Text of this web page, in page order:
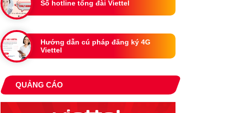
Số hotline tổng đài Viettel
Hướng dẫn cú pháp đăng ký 4G
Viettel
QUẢNG CÁO